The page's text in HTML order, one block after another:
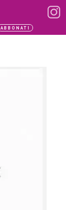
ABBONATI